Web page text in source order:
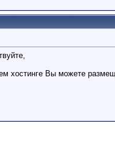
хостинге Вы можете